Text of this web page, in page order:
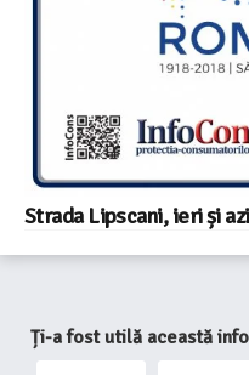
Strada Lipscani, ieri și
Ți-a fost utilă această